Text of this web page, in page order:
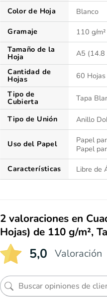
Color de Hoja
Blanco
Gramaje
110 g/m²
Tamaño de la
Hoja
A5 (14.8
Cantidad de
Hojas
60 Hojas
Tipo de
Cubierta Tapa
Tipo de Unión Anillo
Uso del Papel
Papel
Papel
Características
Libre de
2 valoraciones en
Hojas) de 110 g/m²,
5,0 Valoración